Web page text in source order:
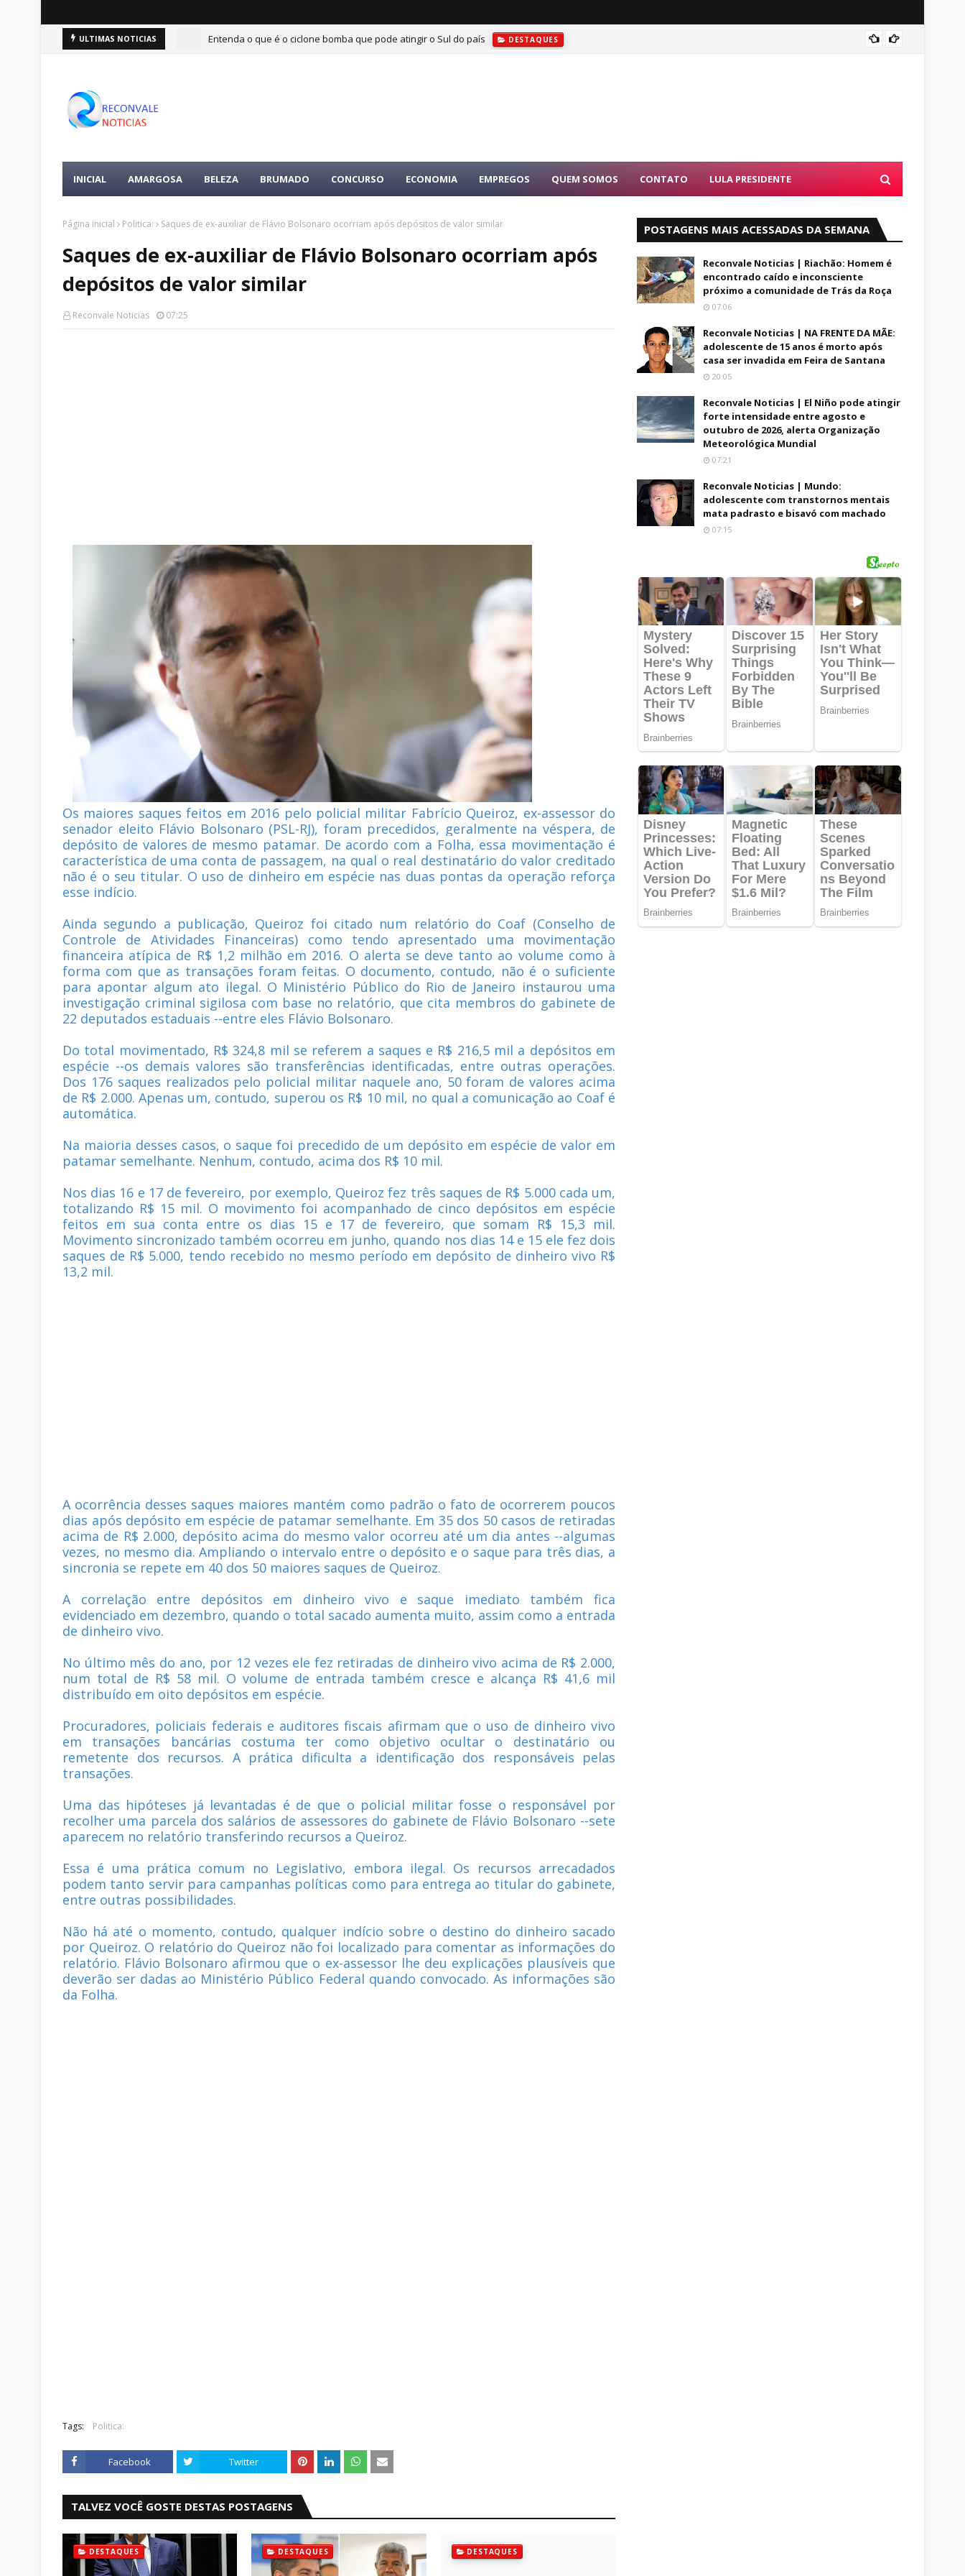
ULTIMAS NOTICIAS Entenda o que é o ciclone bomba que pode atingir o Sul do país DESTAQUES
INICIAL AMARGOSA BELEZA BRUMADO CONCURSO ECONOMIA EMPREGOS QUEM SOMOS CONTATO LULA PRESIDENTE
Página inicial Politica: Saques de ex-auxiliar de Flávio Bolsonaro ocorriam após depósitos de valor similar
Saques de ex-auxiliar de Flávio Bolsonaro ocorriam após
depósitos de valor similar
Reconvale Noticias 07:25
Os maiores saques feitos em 2016 pelo policial militar Fabrício Queiroz, ex-assessor do
senador eleito Flávio Bolsonaro (PSL-RJ), foram precedidos, geralmente na véspera, de
depósito de valores de mesmo patamar. De acordo com a Folha, essa movimentação é
característica de uma conta de passagem, na qual o real destinatário do valor creditado
não é o seu titular. O uso de dinheiro em espécie nas duas pontas da operação reforça
esse indício.
Ainda segundo a publicação, Queiroz foi citado num relatório do Coaf (Conselho de
Controle de Atividades Financeiras) como tendo apresentado uma movimentação
financeira atípica de R$ 1,2 milhão em 2016. O alerta se deve tanto ao volume como à
forma com que as transações foram feitas. O documento, contudo, não é o suficiente
para apontar algum ato ilegal. O Ministério Público do Rio de Janeiro instaurou uma
investigação criminal sigilosa com base no relatório, que cita membros do gabinete de
22 deputados estaduais --entre eles Flávio Bolsonaro.
Do total movimentado, R$ 324,8 mil se referem a saques e R$ 216,5 mil a depósitos em
espécie --os demais valores são transferências identificadas, entre outras operações.
Dos 176 saques realizados pelo policial militar naquele ano, 50 foram de valores acima
de R$ 2.000. Apenas um, contudo, superou os R$ 10 mil, no qual a comunicação ao Coaf é
automática.
Na maioria desses casos, o saque foi precedido de um depósito em espécie de valor em
patamar semelhante. Nenhum, contudo, acima dos R$ 10 mil.
Nos dias 16 e 17 de fevereiro, por exemplo, Queiroz fez três saques de R$ 5.000 cada um,
totalizando R$ 15 mil. O movimento foi acompanhado de cinco depósitos em espécie
feitos em sua conta entre os dias 15 e 17 de fevereiro, que somam R$ 15,3 mil.
Movimento sincronizado também ocorreu em junho, quando nos dias 14 e 15 ele fez dois
saques de R$ 5.000, tendo recebido no mesmo período em depósito de dinheiro vivo R$
13,2 mil.
A ocorrência desses saques maiores mantém como padrão o fato de ocorrerem poucos
dias após depósito em espécie de patamar semelhante. Em 35 dos 50 casos de retiradas
acima de R$ 2.000, depósito acima do mesmo valor ocorreu até um dia antes --algumas
vezes, no mesmo dia. Ampliando o intervalo entre o depósito e o saque para três dias, a
sincronia se repete em 40 dos 50 maiores saques de Queiroz.
A correlação entre depósitos em dinheiro vivo e saque imediato também fica
evidenciado em dezembro, quando o total sacado aumenta muito, assim como a entrada
de dinheiro vivo.
No último mês do ano, por 12 vezes ele fez retiradas de dinheiro vivo acima de R$ 2.000,
num total de R$ 58 mil. O volume de entrada também cresce e alcança R$ 41,6 mil
distribuído em oito depósitos em espécie.
Procuradores, policiais federais e auditores fiscais afirmam que o uso de dinheiro vivo
em transações bancárias costuma ter como objetivo ocultar o destinatário ou
remetente dos recursos. A prática dificulta a identificação dos responsáveis pelas
transações.
Uma das hipóteses já levantadas é de que o policial militar fosse o responsável por
recolher uma parcela dos salários de assessores do gabinete de Flávio Bolsonaro --sete
aparecem no relatório transferindo recursos a Queiroz.
Essa é uma prática comum no Legislativo, embora ilegal. Os recursos arrecadados
podem tanto servir para campanhas políticas como para entrega ao titular do gabinete,
entre outras possibilidades.
Não há até o momento, contudo, qualquer indício sobre o destino do dinheiro sacado
por Queiroz. O relatório do Queiroz não foi localizado para comentar as informações do
relatório. Flávio Bolsonaro afirmou que o ex-assessor lhe deu explicações plausíveis que
deverão ser dadas ao Ministério Público Federal quando convocado. As informações são
da Folha.
Tags: Politica:
Facebook Twitter
TALVEZ VOCÊ GOSTE DESTAS POSTAGENS
DESTAQUES DESTAQUES DESTAQUES
POSTAGENS MAIS ACESSADAS DA SEMANA
Reconvale Noticias | Riachão: Homem é
encontrado caído e inconsciente
próximo a comunidade de Trás da Roça
07:06
Reconvale Noticias | NA FRENTE DA MÃE:
adolescente de 15 anos é morto após
casa ser invadida em Feira de Santana
20:05
Reconvale Noticias | El Niño pode atingir
forte intensidade entre agosto e
outubro de 2026, alerta Organização
Meteorológica Mundial
07:21
Reconvale Noticias | Mundo:
adolescente com transtornos mentais
mata padrasto e bisavó com machado
07:15